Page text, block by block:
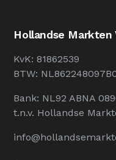
Hollandse Markten
KvK: 81862539
BTW:
Bank: NL92 ABNA
t.n.v. Hollandse